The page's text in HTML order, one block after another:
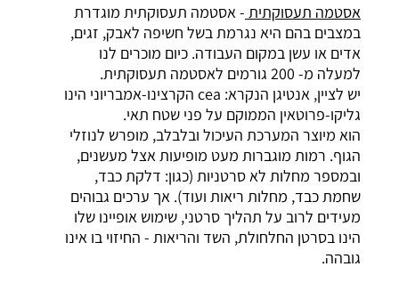
אסטמה תעסוקתית - אסטמה תעסוקתית מוגדרת
במצבים בהם היא נגרמת בשל חשיפה לאבק, זגים,
אדים או עשן במקום העבודה. כיום מוכרים לנו
למעלה מ- 200 גורמים לאסטמה תעסוקתית.
יש לציין, אנטיגן הנקרא: cea הקרצינו-אמבריוני הינו
גליקו-פרוטאין הממוקם על פני שטח תאי.
הוא מיוצר המערכת העיכול ובלבלב, מופרש לנוזלי
הגוף. רמות מוגברות מעט מופיעות אצל מעשנים,
ובמספר מחלות לא סרטניות (כגון: דלקת כבד,
שחמת כבד, מחלות ריאות ועוד). אך ערכים גבוהים
מעידים לרוב על תהליך סרטני, שימוש אופיינו שלו
הינו בסרטן החלחולת, השד והריאות - החיזוי בו אינו
גובהה.